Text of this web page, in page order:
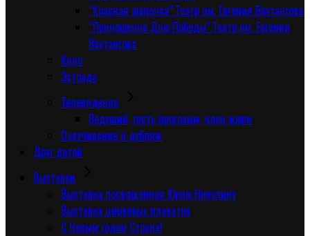
“Красная шапочка”.Театр им. Евгения Вахтангова
“Приношение Дню Победы”.Театр им. Евгения
Вахтангова
Кино
Эстрада
Телевидение
Ведущий, гость программ, член жюри
Озвучивание и дубляж
Друг детей
Выставки
Выставка посвященная Юрию Никулину
Выставка цирковых плакатов
С Новым годом Страна!